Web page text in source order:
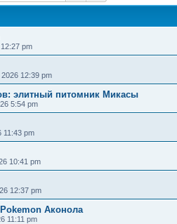
pm
12:39 pm
элитный питомник Микасы
5:54 pm
11:43 pm
10:41 pm
12:37 pm
Аконола
11:11 pm